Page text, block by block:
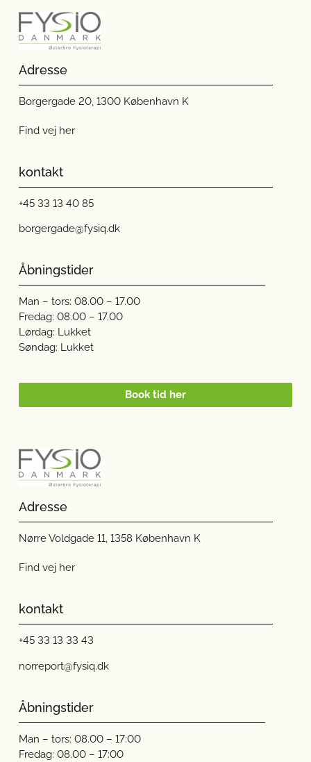
Adresse
Borgergade 20, 1300 København K
Find vej her
kontakt
+45 33 13 40 85
borgergade@fysiq.dk
Åbningstider
Man – tors: 08.00 – 17.00
Fredag: 08.00 – 17.00
Lørdag: Lukket
Søndag: Lukket
Book tid her
Adresse
Nørre Voldgade 11, 1358 København K
Find vej her
kontakt
+45 33 13 33 43
norreport@fysiq.dk
Åbningstider
Man – tors: 08.00 – 17:00
Fredag: 08.00 – 17:00